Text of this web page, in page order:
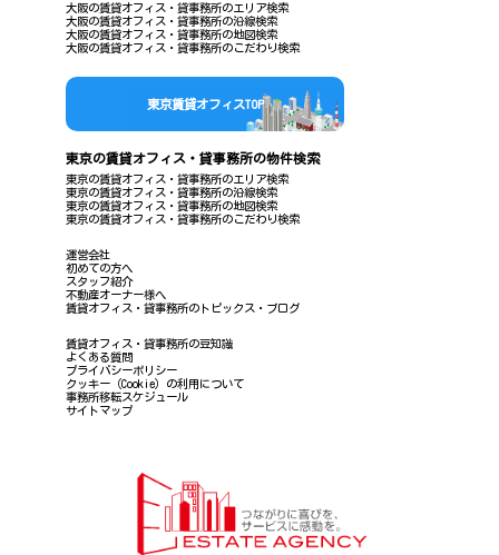
大阪の賃貸オフィス・貸事務所のエリア検索
大阪の賃貸オフィス・貸事務所の沿線検索
大阪の賃貸オフィス・貸事務所の地図検索
大阪の賃貸オフィス・貸事務所のこだわり検索
東京賃貸オフィスTOP
東京の賃貸オフィス・貸事務所の物件検索
東京の賃貸オフィス・貸事務所のエリア検索
東京の賃貸オフィス・貸事務所の沿線検索
東京の賃貸オフィス・貸事務所の地図検索
東京の賃貸オフィス・貸事務所のこだわり検索
運営会社
初めての方へ
スタッフ紹介
不動産オーナー様へ
賃貸オフィス・貸事務所のトピックス・ブログ
賃貸オフィス・貸事務所の豆知識
よくある質問
プライバシーポリシー
クッキー（Cookie）の利用について
事務所移転スケジュール
サイトマップ